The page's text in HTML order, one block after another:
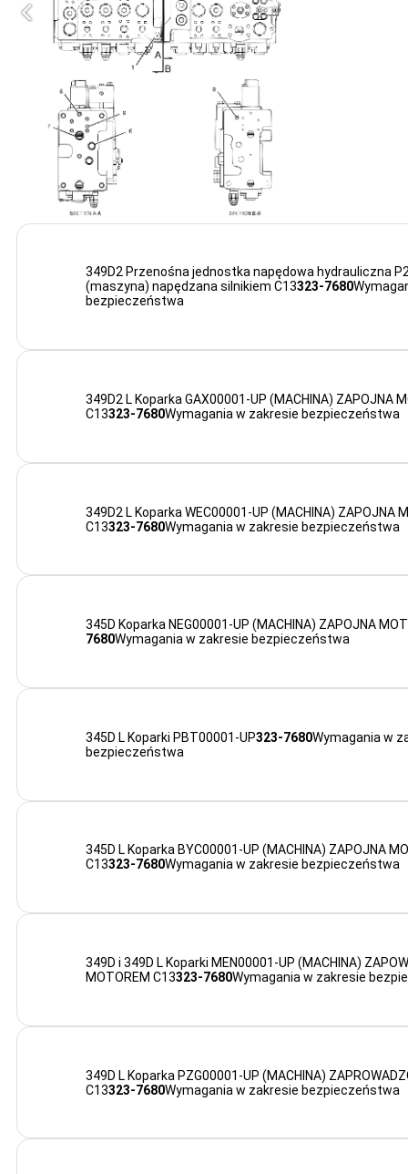
349D2 Przenośna jednostka napędowa hydrauliczna
(maszyna) napędzana silnikiem C13323-7680
bezpieczeństwa
349D2 L Koparka GAX00001-UP (MACHINA) ZAPOJNA
C13323-7680Wymagania w zakresie bezpieczeństwa
349D2 L Koparka WEC00001-UP (MACHINA) ZAPOJNA
C13323-7680Wymagania w zakresie bezpieczeństwa
345D Koparka NEG00001-UP (MACHINA) ZAPOJNA
7680Wymagania w zakresie bezpieczeństwa
345D L Koparki PBT00001-UP323-7680Wymagania w
bezpieczeństwa
345D L Koparka BYC00001-UP (MACHINA) ZAPOJNA
C13323-7680Wymagania w zakresie bezpieczeństwa
349D i 349D L Koparki MEN00001-UP (MACHINA)
MOTOREM C13323-7680Wymagania w zakresie
349D L Koparka PZG00001-UP (MACHINA)
C13323-7680Wymagania w zakresie bezpieczeństwa